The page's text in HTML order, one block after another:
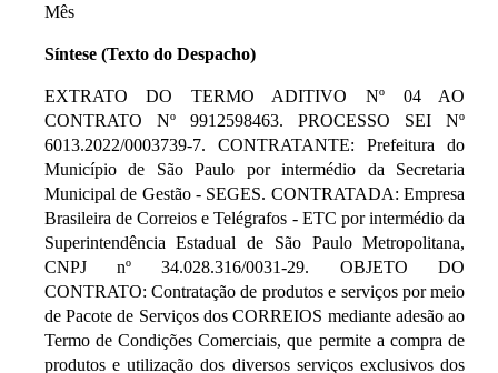
Mês
Síntese (Texto do Despacho)
EXTRATO DO TERMO ADITIVO Nº 04 AO
CONTRATO Nº 9912598463. PROCESSO SEI Nº
6013.2022/0003739-7. CONTRATANTE: Prefeitura do
Município de São Paulo por intermédio da Secretaria
Municipal de Gestão - SEGES. CONTRATADA: Empresa
Brasileira de Correios e Telégrafos - ETC por intermédio da
Superintendência Estadual de São Paulo Metropolitana,
CNPJ nº 34.028.316/0031-29. OBJETO DO
CONTRATO: Contratação de produtos e serviços por meio
de Pacote de Serviços dos CORREIOS mediante adesão ao
Termo de Condições Comerciais, que permite a compra de
produtos e utilização dos diversos serviços exclusivos dos